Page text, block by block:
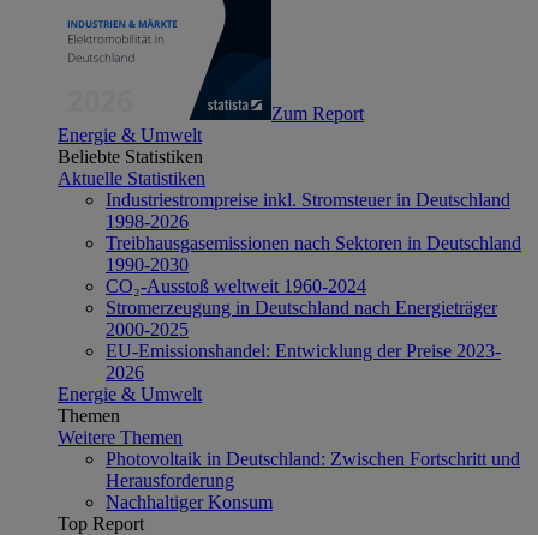
Zum Report
Energie & Umwelt
Beliebte Statistiken
Aktuelle Statistiken
Industriestrompreise inkl. Stromsteuer in Deutschland
1998-2026
Treibhausgasemissionen nach Sektoren in Deutschland
1990-2030
CO₂-Ausstoß weltweit 1960-2024
Stromerzeugung in Deutschland nach Energieträger
2000-2025
EU-Emissionshandel: Entwicklung der Preise 2023-
2026
Energie & Umwelt
Themen
Weitere Themen
Photovoltaik in Deutschland: Zwischen Fortschritt und
Herausforderung
Nachhaltiger Konsum
Top Report